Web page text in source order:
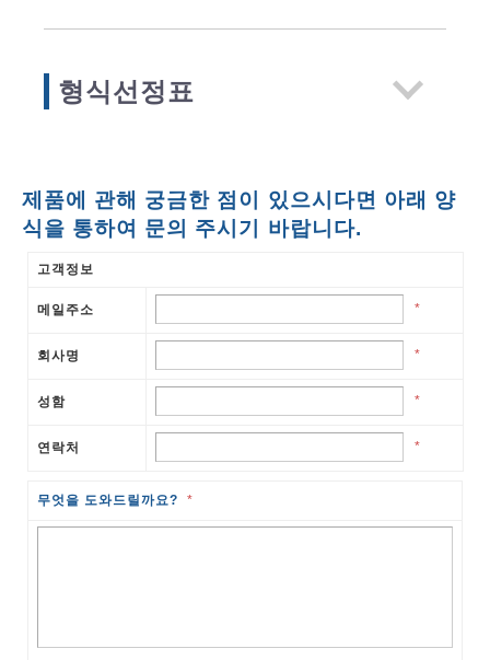
형식선정표
제품에 관해 궁금한 점이 있으시다면 아래 양
식을 통하여 문의 주시기 바랍니다.
고객정보
메일주소 *
회사명 *
성함 *
연락처 *
무엇을 도와드릴까요? *